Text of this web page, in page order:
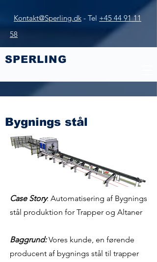
SPERLING​
Kontakt@Sperling.dk - Tel +45 44 91 11
58
Bygnings stål
Case Story: Automatisering af Bygnings
stål produktion for Trapper og Altaner
Baggrund:Vores kunde, en førende
producent af bygnings stål til trapper